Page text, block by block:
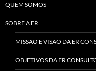
QUEM SOMOS
SOBRE A ER
MISSÃO E VISÃO DA ER
OBJETIVOS DA ER